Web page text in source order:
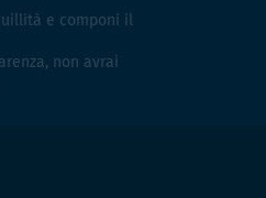
e componi il
non avrai